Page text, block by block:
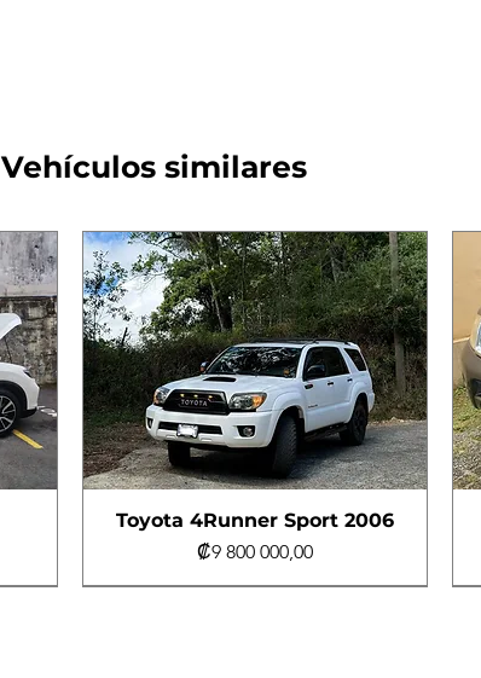
Vehículos similares
Toyota 4Runner Sport 2006
Precio
₡9 800 000,00